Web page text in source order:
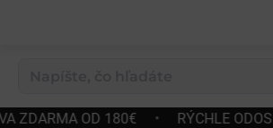
OD 180€ • RÝCHLE ODOSLANIE •